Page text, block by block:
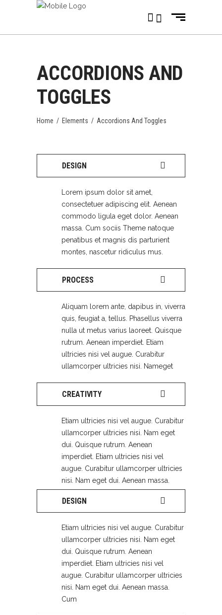
ACCORDIONS AND
TOGGLES
Home / Elements / Accordions And Toggles
DESIGN
Lorem ipsum dolor sit amet,
consectetuer adipiscing elit. Aenean
commodo ligula eget dolor. Aenean
massa. Cum sociis Theme natoque
penatibus et magnis dis parturient
montes, nascetur ridiculus mus.
PROCESS
Aliquam lorem ante, dapibus in, viverra
quis, feugiat a, tellus. Phasellus viverra
nulla ut metus varius laoreet. Quisque
rutrum. Aenean imperdiet. Etiam
ultricies nisi vel augue. Curabitur
ullamcorper ultricies nisi. Nameget
CREATIVITY
Etiam ultricies nisi vel augue. Curabitur
ullamcorper ultricies nisi. Nam eget
dui. Quisque rutrum. Aenean
imperdiet. Etiam ultricies nisi vel
augue. Curabitur ullamcorper ultricies
nisi. Nam eget dui. Aenean massa.
DESIGN
Etiam ultricies nisi vel augue. Curabitur
ullamcorper ultricies nisi. Nam eget
dui. Quisque rutrum. Aenean
imperdiet. Etiam ultricies nisi vel
augue. Curabitur ullamcorper ultricies
nisi. Nam eget dui. Aenean massa.
Cum